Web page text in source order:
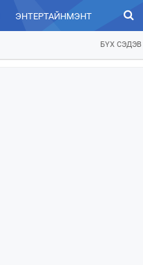
ЭНТЕРТАЙНМЭНТ ЗУРХАЙ
БҮХ СЭДЭВ